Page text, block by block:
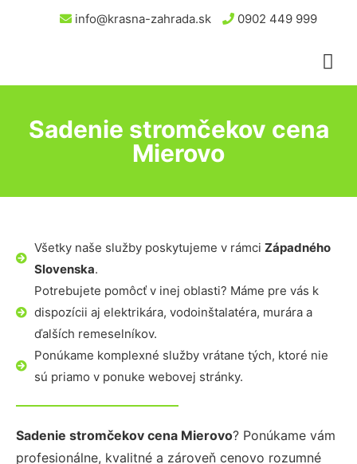
info@krasna-zahrada.sk 0902 449 999
Sadenie stromčekov cena
Mierovo
Všetky naše služby poskytujeme v rámci Západného
Slovenska.
Potrebujete pomôcť v inej oblasti? Máme pre vás k
dispozícii aj elektrikára, vodoinštalatéra, murára a
ďalších remeselníkov.
Ponúkame komplexné služby vrátane tých, ktoré nie
sú priamo v ponuke webovej stránky.
Sadenie stromčekov cena Mierovo? Ponúkame vám
profesionálne, kvalitné a zároveň cenovo rozumné